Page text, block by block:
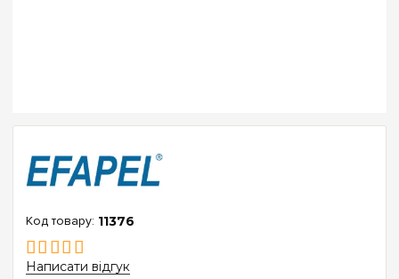
11376
Написати відгук